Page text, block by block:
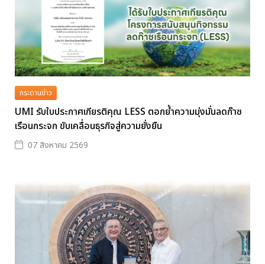
กระดานข่าว
UMI รับใบประกาศเกียรติคุณ LESS ตอกย้ำความมุ่งมั่นลดก๊าซ
เรือนกระจก ขับเคลื่อนธุรกิจสู่ความยั่งยืน
07 สิงหาคม 2569